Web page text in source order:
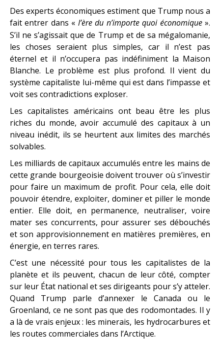
Des experts économiques estiment que Trump nous a
fait entrer dans « l’ère du n’importe quoi économique».
S’il ne s’agissait que de Trump et de sa mégalomanie,
les choses seraient plus simples, car il n’est pas
éternel et il n’occupera pas indéfiniment la Maison
Blanche. Le problème est plus profond. Il vient du
système capitaliste lui-même qui est dans l’impasse et
voit ses contradictions exploser.
Les capitalistes américains ont beau être les plus
riches du monde, avoir accumulé des capitaux à un
niveau inédit, ils se heurtent aux limites des marchés
solvables.
Les milliards de capitaux accumulés entre les mains de
cette grande bourgeoisie doivent trouver où s’investir
pour faire un maximum de profit. Pour cela, elle doit
pouvoir étendre, exploiter, dominer et piller le monde
entier. Elle doit, en permanence, neutraliser, voire
mater ses concurrents, pour assurer ses débouchés
et son approvisionnement en matières premières, en
énergie, en terres rares.
C’est une nécessité pour tous les capitalistes de la
planète et ils peuvent, chacun de leur côté, compter
sur leur État national et ses dirigeants pour s’y atteler.
Quand Trump parle d’annexer le Canada ou le
Groenland, ce ne sont pas que des rodomontades. Il y
a là de vrais enjeux : les minerais, les hydrocarbures et
les routes commerciales dans l’Arctique.